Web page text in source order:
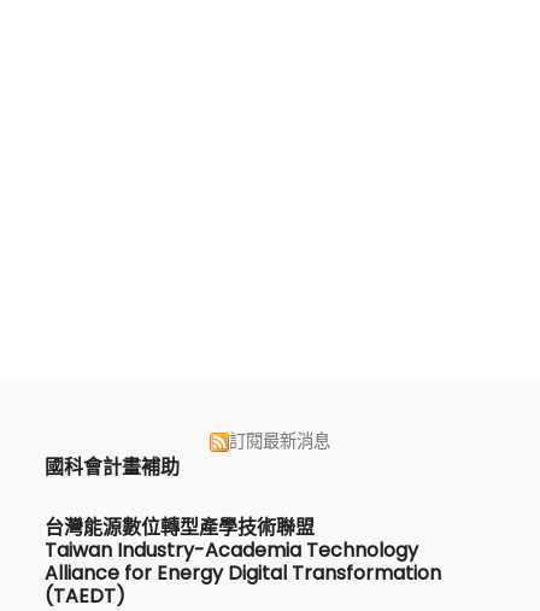
訂閱最新消息
國科會計畫補助
台灣能源數位轉型產學技術聯盟
Taiwan Industry-Academia Technology
Alliance for Energy Digital Transformation
(TAEDT)